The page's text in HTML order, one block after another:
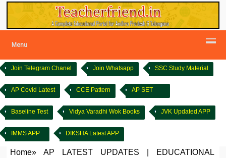
Menu
Join Telegram Chanel Join Whatsapp SSC Study Material
AP Covid Latest CCE Pattern AP SET
Baseline Test Vidya Varadhi Wok Books JVK Updated APP
IMMS APP DIKSHA Latest APP
Home»AP LATEST UPDATES
EDUCATIONAL